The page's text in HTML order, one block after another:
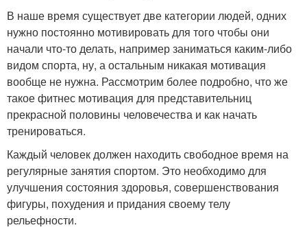
В наше время существует две категории людей, одних
нужно постоянно мотивировать для того чтобы они
начали что-то делать, например заниматься каким-либо
видом спорта, ну, а остальным никакая мотивация
вообще не нужна. Рассмотрим более подробно, что же
такое фитнес мотивация для представительниц
прекрасной половины человечества и как начать
тренироваться.
Каждый человек должен находить свободное время на
регулярные занятия спортом. Это необходимо для
улучшения состояния здоровья, совершенствования
фигуры, похудения и придания своему телу
рельефности.